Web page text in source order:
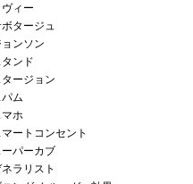
ヴィー
タージュ
ョンソン
タンド
タージョン
パム
マホ
マートコンセント
ーパーカブ
ラリスト